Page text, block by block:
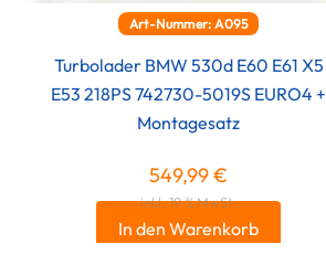
Art-Nummer: A095
Turbolader BMW 530d E60 E61 X5
E53 218PS 742730-5019S EURO4 +
Montagesatz
549,99€
inkl. 19 % MwSt.
In den Warenkorb